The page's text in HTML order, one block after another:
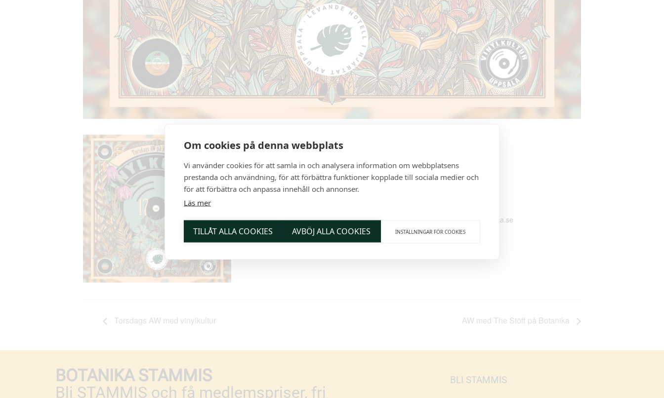
Om cookies på denna webbplats
Vi använder cookies för att samla in och analysera information om webbplatsens
prestanda och användning, för att förbättra funktioner kopplade till sociala medier och
för att förbättra och anpassa innehåll och annonser.
Läs mer
TILLÅT ALLA COOKIES AVBÖJ ALLA COOKIES INSTÄLLNINGAR FÖR COOKIES
LÄGG TILL I KALENDER
mars 21, 2024
Serie:
Torsdags AW med
Hotell Botanika
Telefon
info@hotellbotanika.se
Torsdags AW med vinylkultur AW med The Stöff på Botanika
BOTANIKA STAMMIS
Bli STAMMIS och få medlemspriser, fri
BLI STAMMIS